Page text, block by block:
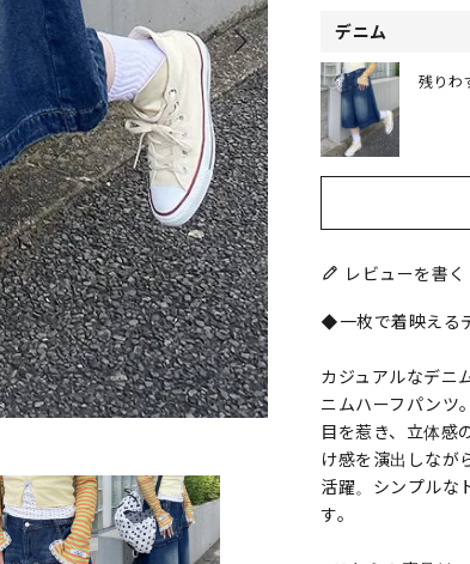
デニム
残りわ
レビューを書く
◆一枚で着映える
カジュアルなデニ
ニムハーフパンツ
目を惹き、立体感
け感を演出しなが
活躍。シンプルな
す。